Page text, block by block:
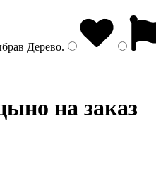
Дерево.
на заказ